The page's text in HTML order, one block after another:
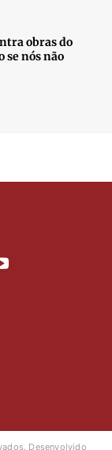
obras do
se nós não
Desenvolvido